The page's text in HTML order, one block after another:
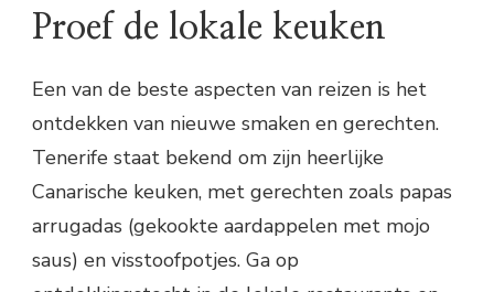
Proef de lokale keuken
Een van de beste aspecten van reizen is het
ontdekken van nieuwe smaken en gerechten.
Tenerife staat bekend om zijn heerlijke
Canarische keuken, met gerechten zoals papas
arrugadas (gekookte aardappelen met mojo
saus) en visstoofpotjes. Ga op